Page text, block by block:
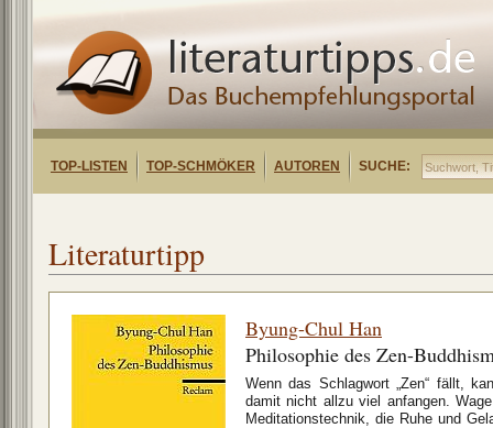
TOP-LISTEN TOP-SCHMÖKER AUTOREN SUCHE:
Literaturtipp
Byung-Chul Han
Philosophie des Zen-
Wenn das Schlagwort „Zen“ fällt,
damit nicht allzu viel anfangen.
Meditationstechnik, die Ruhe und